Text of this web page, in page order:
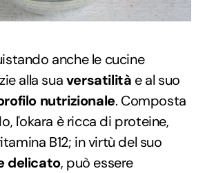
anche le cucine
alla suaversatilità e al suo
nutrizionale. Composta
l'okara è ricca di proteine,
B12; in virtù del suo
delicato, può essere